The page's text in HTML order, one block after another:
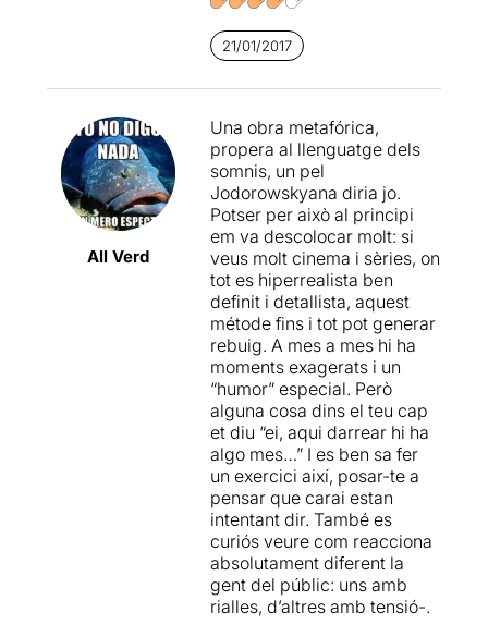
21/01/2017
All Verd
Una obra metafórica,
propera al llenguatge dels
somnis, un pel
Jodorowskyana diria jo.
Potser per això al principi
em va descolocar molt: si
veus molt cinema i sèries, on
tot es hiperrealista ben
definit i detallista, aquest
métode fins i tot pot generar
rebuig. A mes a mes hi ha
moments exagerats i un
“humor” especial. Però
alguna cosa dins el teu cap
et diu “ei, aqui darrear hi ha
algo mes…” I es ben sa fer
un exercici així, posar-te a
pensar que carai estan
intentant dir. També es
curiós veure com reacciona
absolutament diferent la
gent del públic: uns amb
rialles, d’altres amb tensió-.